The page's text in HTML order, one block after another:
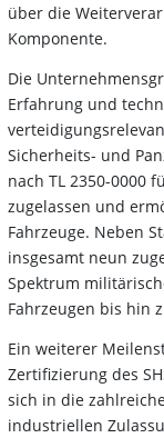
über die
Komponente.
Die
Erfahrung und
Sicherheits- und
nach TL 2350-0000
zugelassen und
Fahrzeuge. Neben
insgesamt neun
Spektrum
Fahrzeugen bis hin
Ein weiterer
Zertifizierung des
sich in die
industriellen